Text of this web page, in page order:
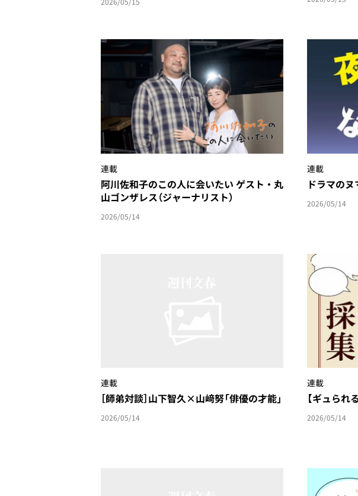
連載
阿川佐和子のこの人に会いたい ゲスト・丸
山ゴンザレス（ジャーナリスト）
2026/05/14
連載
ドラマの
2026/05/14
連載
［師弟対談］山下智久×山﨑努「俳優の才能」
2026/05/14
連載
【ギュられ
2026/05/14